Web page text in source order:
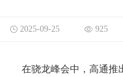
2025-09-25 925
在骁龙峰会中，高通推